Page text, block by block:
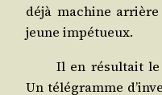
déjà machine
jeune impétueux.
Il en résul­tait le
Un télé­gramme